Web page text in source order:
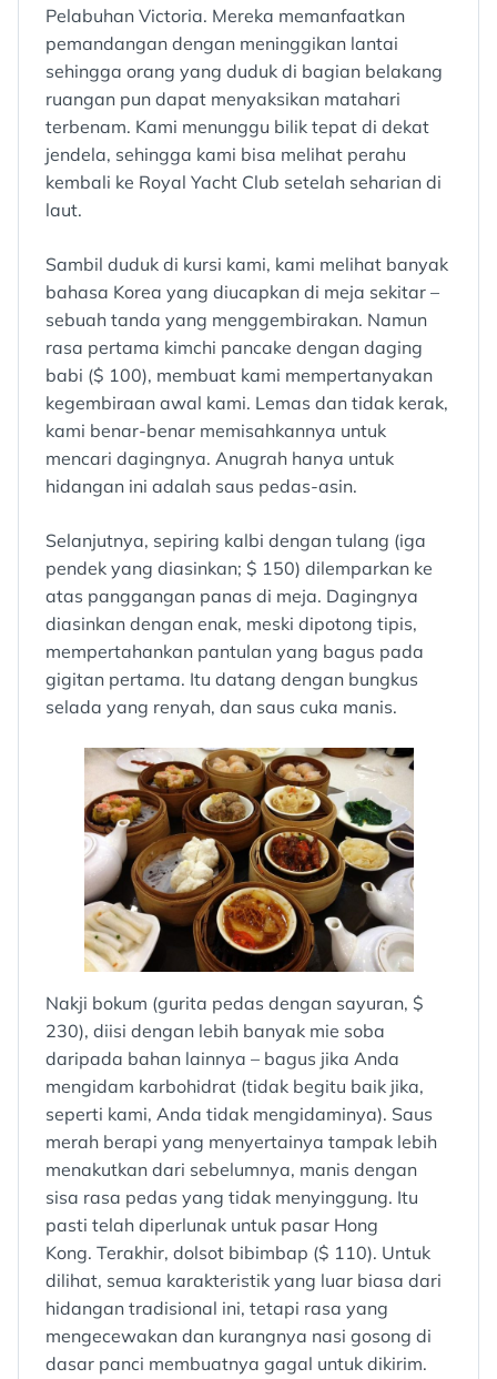
Pelabuhan Victoria. Mereka memanfaatkan
pemandangan dengan meninggikan lantai
sehingga orang yang duduk di bagian belakang
ruangan pun dapat menyaksikan matahari
terbenam. Kami menunggu bilik tepat di dekat
jendela, sehingga kami bisa melihat perahu
kembali ke Royal Yacht Club setelah seharian di
laut.
Sambil duduk di kursi kami, kami melihat banyak
bahasa Korea yang diucapkan di meja sekitar –
sebuah tanda yang menggembirakan. Namun
rasa pertama kimchi pancake dengan daging
babi ($ 100), membuat kami mempertanyakan
kegembiraan awal kami. Lemas dan tidak kerak,
kami benar-benar memisahkannya untuk
mencari dagingnya. Anugrah hanya untuk
hidangan ini adalah saus pedas-asin.
Selanjutnya, sepiring kalbi dengan tulang (iga
pendek yang diasinkan; $ 150) dilemparkan ke
atas panggangan panas di meja. Dagingnya
diasinkan dengan enak, meski dipotong tipis,
mempertahankan pantulan yang bagus pada
gigitan pertama. Itu datang dengan bungkus
selada yang renyah, dan saus cuka manis.
Nakji bokum (gurita pedas dengan sayuran, $
230), diisi dengan lebih banyak mie soba
daripada bahan lainnya – bagus jika Anda
mengidam karbohidrat (tidak begitu baik jika,
seperti kami, Anda tidak mengidaminya). Saus
merah berapi yang menyertainya tampak lebih
menakutkan dari sebelumnya, manis dengan
sisa rasa pedas yang tidak menyinggung. Itu
pasti telah diperlunak untuk pasar Hong
Kong. Terakhir, dolsot bibimbap ($ 110). Untuk
dilihat, semua karakteristik yang luar biasa dari
hidangan tradisional ini, tetapi rasa yang
mengecewakan dan kurangnya nasi gosong di
dasar panci membuatnya gagal untuk dikirim.